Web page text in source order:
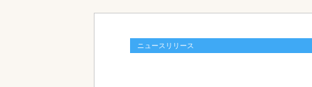
ニュースリリース